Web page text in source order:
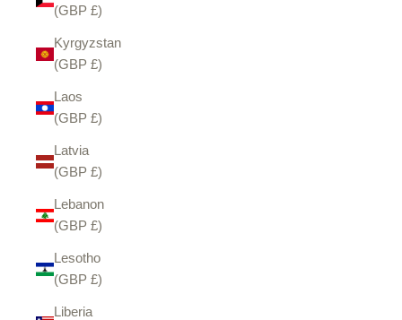
(GBP £)
Kyrgyzstan
(GBP £)
Laos
(GBP £)
Latvia
(GBP £)
Lebanon
(GBP £)
Lesotho
(GBP £)
Liberia